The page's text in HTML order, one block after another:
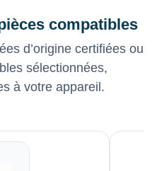
compatibles
d’origine certifiées ou
sélectionnées,
à votre appareil.